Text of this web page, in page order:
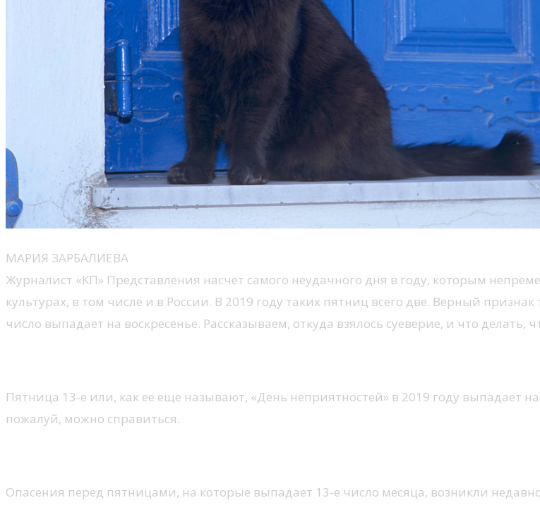
МАРИЯ ЗАРБАЛИЕВА
Журналист «КП» Представления насчет самого неудачного дня в году, которым
культурах, в том числе и в России. В 2019 году таких пятниц всего две. Верный
число выпадает на воскресенье. Рассказываем, откуда взялось суеверие, и что делать,
Пятница 13-е или, как ее еще называют, «День неприятностей» в 2019 году выпадает
пожалуй, можно справиться.
Опасения перед пятницами, на которые выпадает 13-е число месяца, возникли